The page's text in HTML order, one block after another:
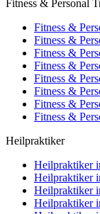
Fitness & Personal
Fitness &
Fitness &
Fitness &
Fitness &
Fitness &
Fitness &
Fitness &
Fitness &
Heilpraktiker
Heilpraktiker
Heilpraktiker
Heilpraktiker
Heilpraktiker